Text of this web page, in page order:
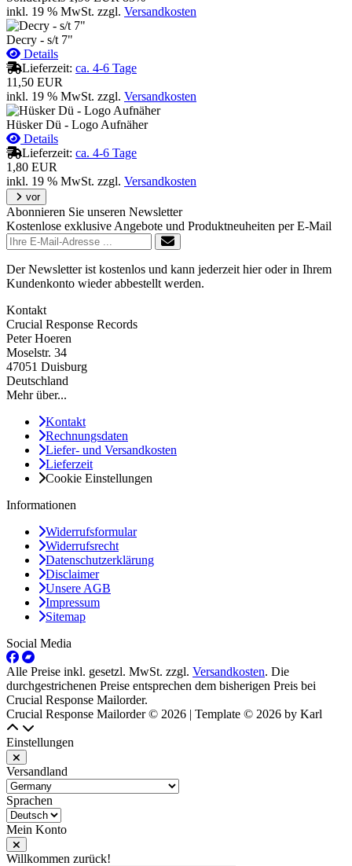
inkl. 19 % MwSt. zzgl. Versandkosten
Decry - s/t 7"
Details
Lieferzeit: ca. 4-6 Tage
11,50 EUR
inkl. 19 % MwSt. zzgl. Versandkosten
Hüsker Dü - Logo Aufnäher
Details
Lieferzeit: ca. 4-6 Tage
1,80 EUR
inkl. 19 % MwSt. zzgl. Versandkosten
vor
Abonnieren Sie unseren Newsletter
Kostenlose exklusive Angebote und Produktneuheiten per E-Mail
Der Newsletter ist kostenlos und kann jederzeit hier oder in Ihrem
Kundenkonto wieder abbestellt werden.
Kontakt
Crucial Response Records
Peter Hoeren
Moselstr. 34
47051 Duisburg
Deutschland
Mehr über...
Kontakt
Rechnungsdaten
Liefer- und Versandkosten
Lieferzeit
Cookie Einstellungen
Informationen
Widerrufsformular
Widerrufsrecht
Datenschutzerklärung
Disclaimer
Unsere AGB
Impressum
Sitemap
Social Media
Alle Preise inkl. gesetzl. MwSt. zzgl. Versandkosten. Die
durchgestrichenen Preise entsprechen dem bisherigen Preis bei
Crucial Response Mailorder.
Crucial Response Mailorder © 2026 | Template © 2026 by Karl
Einstellungen
Versandland
Sprachen
Mein Konto
Willkommen zurück!